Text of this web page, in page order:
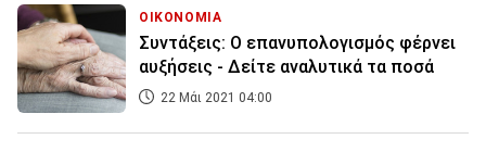
ΟΙΚΟΝΟΜΙΑ
Συντάξεις: Ο επανυπολογισμός φέρνει
αυξήσεις - Δείτε αναλυτικά τα ποσά
22 Μάι 2021 04:00